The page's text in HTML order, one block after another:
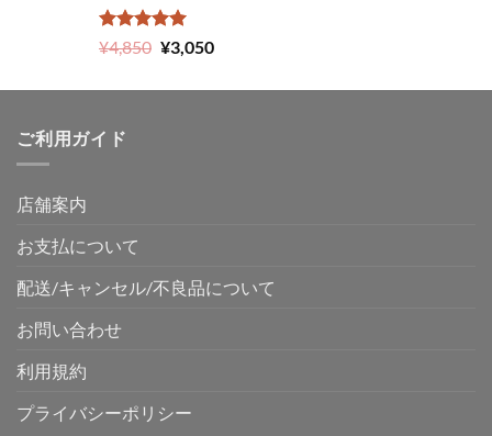
5段階中
5.00
の評価
¥4,850 元
価
¥3,050現
の
ご利用ガイド
店舗案内
お支払について
配送/キャンセル/不良品について
お問い合わせ
利用規約
プライバシーポリシー